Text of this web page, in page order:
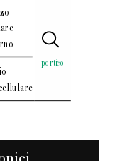
portico